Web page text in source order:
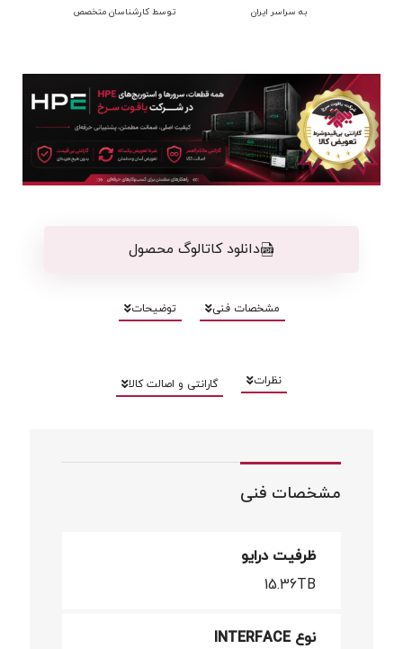
به سراسر ایران توسط کارشناسان متخصص
دانلود کاتالوگ محصول
مشخصات فنی توضیحات
نظرات گارانتی و اصالت کالا
مشخصات فنی
ظرفیت درایو
15.36TB
نوع INTERFACE